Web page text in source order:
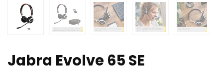
Jabra Evolve 65 SE